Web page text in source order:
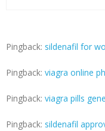
Pingback: sildenafil for
Pingback: viagra online
Pingback: viagra pills
Pingback: sildenafil